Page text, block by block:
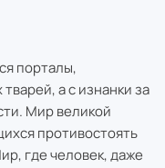
порталы,
а с изнанки за
Мир великой
противостоять
где человек, даже